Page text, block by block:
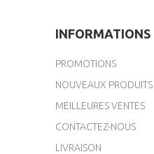
INFORMATIONS
PROMOTIONS
NOUVEAUX PRODUITS
MEILLEURES VENTES
CONTACTEZ-NOUS
LIVRAISON